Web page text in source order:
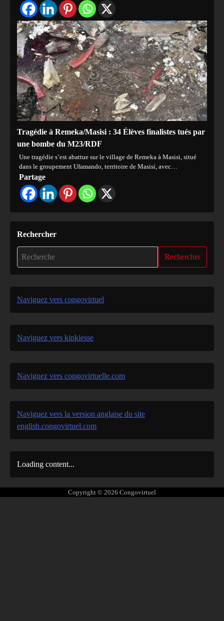
Tragédie à Remeka/Masisi : 34 Élèves finalistes tués par
une bombe du M23/RDF
Une tragédie s’est abattue sur le village de Remeka à Masisi, situé
dans le groupement Ufamando, territoire de Masisi, avec…
Partage
Rechercher
Rechercher
Naviguez vers congovirtuel
Naviguez vers kinkiesse
Naviguez vers congovirtuelle.com
Naviguez vers la version anglaise du site
english.congovirtuel.com
Loading content...
Copyright © 2026 Congovirtuel